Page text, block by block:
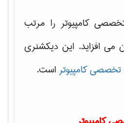
کامپیوتر را مرتب
می افزاید. این دیکشنری
کامپیوتراست.